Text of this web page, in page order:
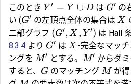
このとき Y ′ = Y ∪ D は G′ の
い (G′ の左頂点全体の集合は X
二部グラフ (G′, X , Y ′) は Hall
8.3.4 より G′ は X -完全なマッ
ングを M′ とする。M′ からダ
すると、 G のマッチング M が